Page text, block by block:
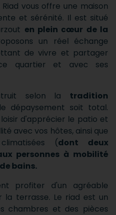
vous offre une maison
et sérénité. Il est situé
en plein cœur de la
un réel échange
de vivre et partager
quartier et avec ses
selon la tradition
dépaysement soit total.
d'apprécier le patio et
avec vos hôtes, ainsi que
(dont deux
personnes à mobilité
bains.
profiter d'un agréable
terrasse. Le riad est un
chambres et des pièces